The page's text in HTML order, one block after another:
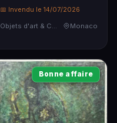
📅 Invendu le 14/07/2026
Objets d'art & Curiosités
Monaco
Bonne affaire